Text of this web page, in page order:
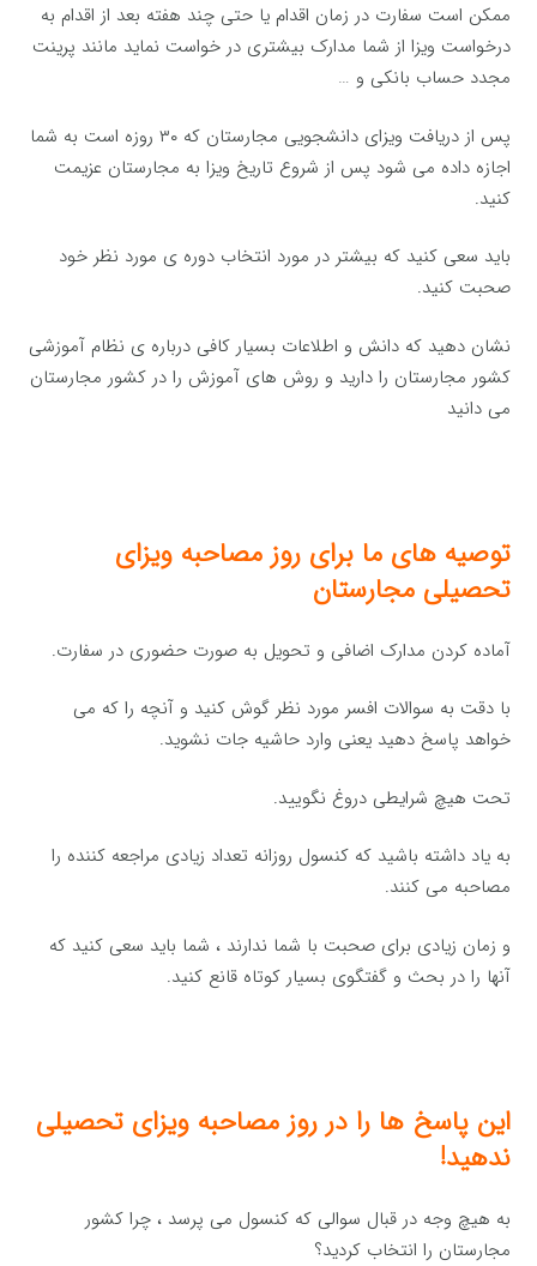
ممکن است سفارت در زمان اقدام یا حتی چند هفته بعد از اقدام به
درخواست ویزا از شما مدارک بیشتری در خواست نماید مانند پرینت
مجدد حساب بانکی و …
پس از دریافت ویزای دانشجویی مجارستان که ۳۰ روزه است به شما
اجازه داده می شود پس از شروع تاریخ ویزا به مجارستان عزیمت
کنید.
باید سعی کنید که بیشتر در مورد انتخاب دوره ی مورد نظر خود
صحبت کنید.
نشان دهید که دانش و اطلاعات بسیار کافی درباره ی نظام آموزشی
کشور مجارستان را دارید و روش های آموزش را در کشور مجارستان
می دانید
توصیه های ما برای روز مصاحبه ویزای
تحصیلی مجارستان
آماده کردن مدارک اضافی و تحویل به صورت حضوری در سفارت.
با دقت به سوالات افسر مورد نظر گوش کنید و آنچه را که می
خواهد پاسخ دهید یعنی وارد حاشیه جات نشوید.
تحت هیچ شرایطی دروغ نگویید.
به یاد داشته باشید که کنسول روزانه تعداد زیادی مراجعه کننده را
مصاحبه می کنند.
و زمان زیادی برای صحبت با شما ندارند ، شما باید سعی کنید که
آنها را در بحث و گفتگوی بسیار کوتاه قانع کنید.
این پاسخ ها را در روز مصاحبه ویزای تحصیلی
ندهید!
به هیچ وجه در قبال سوالی که کنسول می پرسد ، چرا کشور
مجارستان را انتخاب کردید؟